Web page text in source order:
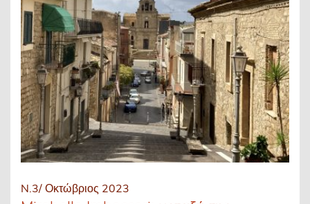
N.3/ Οκτώβριος 2023